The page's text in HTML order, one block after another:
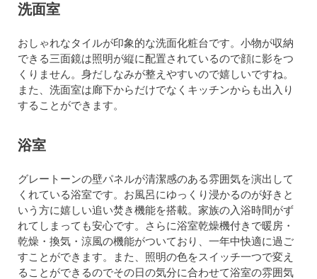
洗面室
おしゃれなタイルが印象的な洗面化粧台です。小物が収納
できる三面鏡は照明が縦に配置されているので顔に影をつ
くりません。身だしなみが整えやすいので嬉しいですね。
また、洗面室は廊下からだけでなくキッチンからも出入り
することができます。
浴室
グレートーンの壁パネルが清潔感のある雰囲気を演出して
くれている浴室です。お風呂にゆっくり浸かるのが好きと
いう方に嬉しい追い焚き機能を搭載。家族の入浴時間がず
れてしまっても安心です。さらに浴室乾燥機付きで暖房・
乾燥・換気・涼風の機能がついており、一年中快適に過ご
すことができます。また、照明の色をスイッチ一つで変え
ることができるのでその日の気分に合わせて浴室の雰囲気